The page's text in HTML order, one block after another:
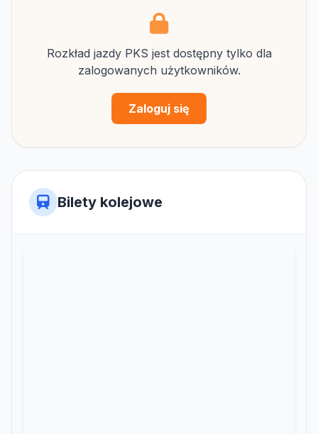
Rozkład jazdy PKS jest dostępny tylko dla
zalogowanych użytkowników.
Zaloguj się
Bilety kolejowe